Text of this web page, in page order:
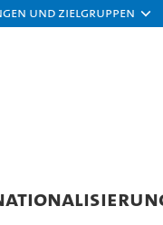
und Zielgruppen